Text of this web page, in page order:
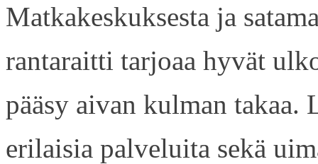
Matkakeskuksesta ja
rantaraitti tarjoaa hyvät
pääsy aivan kulman
erilaisia palveluita sekä